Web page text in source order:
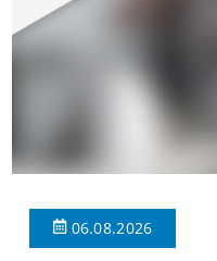
06.08.2026